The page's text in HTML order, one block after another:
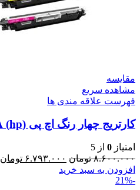
مقایسه
مشاهده سریع
فهرست علاقه مندی ها
کارتریج چهار رنگ اچ پی (hp) 126A
امتیاز 0 از 5
۸.۶۰۰.۰۰۰ تومان ۶.۷۹۳.۰۰۰ تومان
افزودن به سبد خرید
-21%